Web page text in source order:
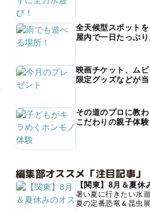
全天候型スポット
屋内で一日たっぷ
映画チケット、ム
限定グッズなどが当
その道のプロに教
こだわりの親子体験
編集部オススメ「注目記事」
【関東】8月＆夏休
暑い夏に行きたい水
夏の定番恐竜＆昆虫